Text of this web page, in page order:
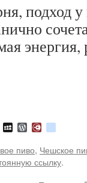
подход
PinterestMySpaceWordPress
Diary.Ru
пиво, Чешское
ссылку.